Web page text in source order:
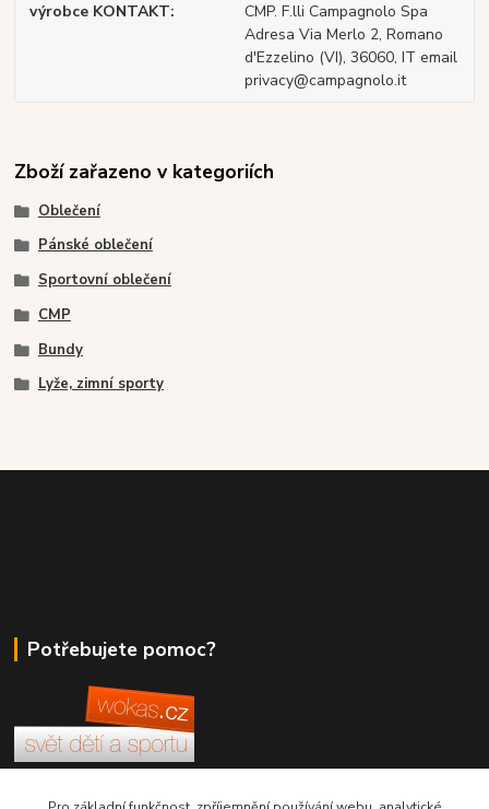
výrobce KONTAKT
CMP. F.lli Campagnolo Spa
Adresa Via Merlo 2, Romano
d'Ezzelino (VI), 36060, IT email
privacy@campagnolo.it
Zboží zařazeno v kategoriích
Oblečení
Pánské oblečení
Sportovní oblečení
CMP
Bundy
Lyže, zimní sporty
Potřebujete pomoc?